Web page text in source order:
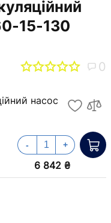
15-130
0
насос
6 842 ₴
- +